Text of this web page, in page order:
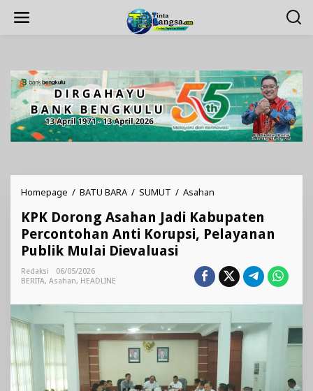
Homepage / BATU BARA / SUMUT / Asahan
Asahan
Jadi
Kabupaten
Anti
Korupsi,
Publik
Mulai
Dievaluasi
KPK Dorong Asahan Jadi Kabupaten
Percontohan Anti Korupsi, Pelayanan
Publik Mulai Dievaluasi
Redaksi
06/05/2026
BERITA, Asahan, HEADLINE